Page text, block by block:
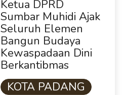
Ketua DPRD
Sumbar Muhidi Ajak
Seluruh Elemen
Bangun Budaya
Kewaspadaan Dini
Berkantibmas
KOTA PADANG